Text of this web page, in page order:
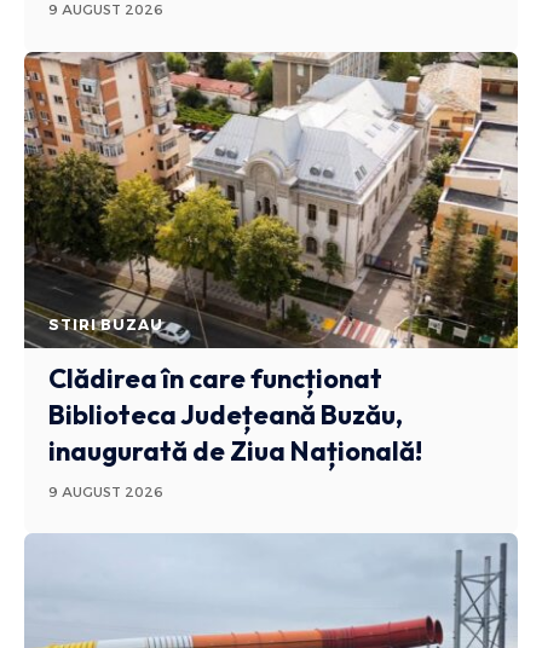
9 AUGUST 2026
STIRI BUZAU
Clădirea în care funcționat
Biblioteca Județeană Buzău,
inaugurată de Ziua Națională!
9 AUGUST 2026